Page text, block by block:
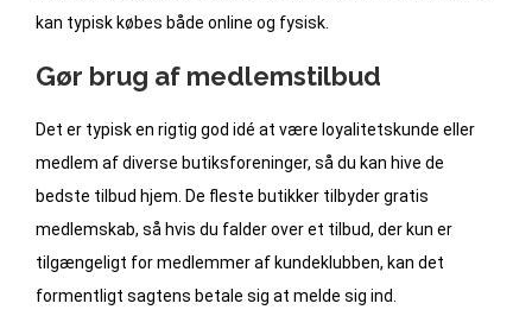
kan typisk købes både online og fysisk.
Gør brug af medlemstilbud
Det er typisk en rigtig god idé at være loyalitetskunde eller
medlem af diverse butiksforeninger, så du kan hive de
bedste tilbud hjem. De fleste butikker tilbyder gratis
medlemskab, så hvis du falder over et tilbud, der kun er
tilgængeligt for medlemmer af kundeklubben, kan det
formentligt sagtens betale sig at melde sig ind.